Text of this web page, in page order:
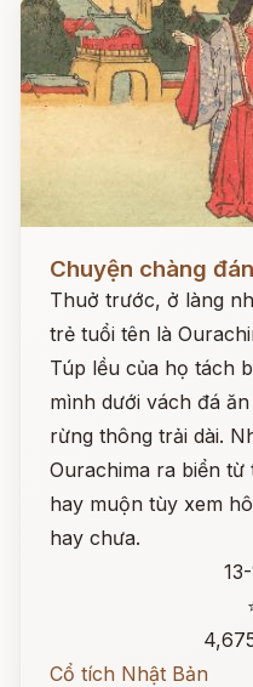
Chuyện chàng
Thuở trước, ở làng
trẻ tuổi tên là
Túp lều của họ tách
mình dưới vách đá
rừng thông trải dài.
Ourachima ra biển
hay muộn tùy xem
hay chưa.
Cổ tích Nhật Bản